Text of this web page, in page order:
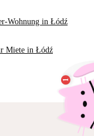
Wohnung in Łódź
Miete in Łódź